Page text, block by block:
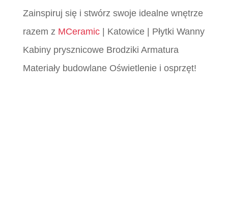
Zainspiruj się i stwórz swoje idealne wnętrze
razem z MCeramic| Katowice | Płytki Wanny
Kabiny prysznicowe Brodziki Armatura
Materiały budowlane Oświetlenie i osprzęt!